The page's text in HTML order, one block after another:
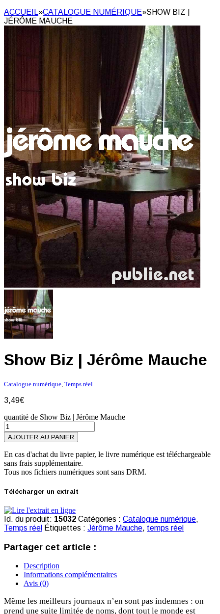
ACCUEIL»CATALOGUE NUMÉRIQUE»SHOW BIZ |
JÉRÔME MAUCHE
Show Biz | Jérôme Mauche
Catalogue numérique, Temps réel
3,49€
quantité de Show Biz | Jérôme Mauche
AJOUTER AU PANIER
En cas d'achat du livre papier, le livre numérique est téléchargeable
sans frais supplémentaire.
Tous nos fichiers numériques sont sans DRM.
Télécharger un extrait
Id. du produit: 15032 Catégories : Catalogue numérique,
Temps réel Étiquettes : Jérôme Mauche, temps réel
Partager cet article :
Description
Informations complémentaires
Avis (0)
Même les meilleurs journaux n’en sont pas indemnes : on
prend une suite limitée de noms, dont tout le monde est